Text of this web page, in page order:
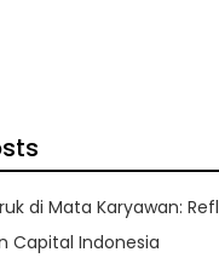
di Mata Karyawan:
Capital Indonesia